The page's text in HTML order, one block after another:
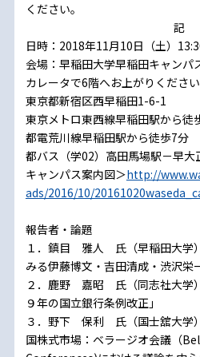
ください。
記
日時：2018年11月10日（土）
会場：早稲田大学早稲田キャンパ
カレータで6階へお上がりください
東京都新宿区西早稲田1-6-1
東京メトロ東西線早稲田駅から徒
都電荒川線早稲田駅から徒歩7分
都バス（学02）高田馬場駅－早
キャンパス案内図＞http://
ads/2016/10/
報告者・論題
１．鎮目 雅人 氏（早稲田大学
みる伊藤博文・吉田清成・渋沢栄
２．鹿野 嘉昭 氏（同志社大学
９年の国立銀行条例改正」
３．野下 保利 氏（国士舘大学
国株式市場：ベラージオ会議（